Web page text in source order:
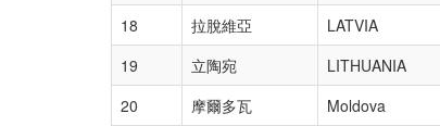
18
拉脫維亞 LATVIA
19
立陶宛 LITHUANIA
20
摩爾多瓦 Moldova